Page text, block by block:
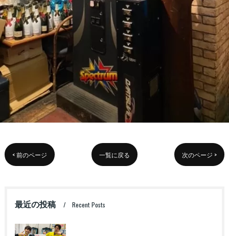
< 前のページ 一覧に戻る 次のページ >
最近の投稿 Recent Posts